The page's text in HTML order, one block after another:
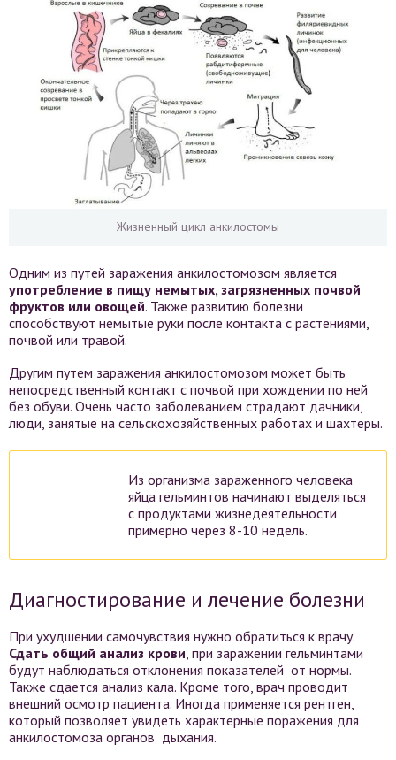
Жизненный цикл анкилостомы
Одним из путей заражения анкилостомозом является
употребление в пищу немытых, загрязненных почвой
фруктов или овощей. Также развитию болезни
способствуют немытые руки после контакта с растениями,
почвой или травой.
Другим путем заражения анкилостомозом может быть
непосредственный контакт с почвой при хождении по ней
без обуви. Очень часто заболеванием страдают дачники,
люди, занятые на сельскохозяйственных работах и шахтеры.
Из организма зараженного человека
яйца гельминтов начинают выделяться
с продуктами жизнедеятельности
примерно через 8-10 недель.
Диагностирование и лечение болезни
При ухудшении самочувствия нужно обратиться к врачу.
Сдать общий анализ крови, при заражении гельминтами
будут наблюдаться отклонения показателей от нормы.
Также сдается анализ кала. Кроме того, врач проводит
внешний осмотр пациента. Иногда применяется рентген,
который позволяет увидеть характерные поражения для
анкилостомоза органов дыхания.